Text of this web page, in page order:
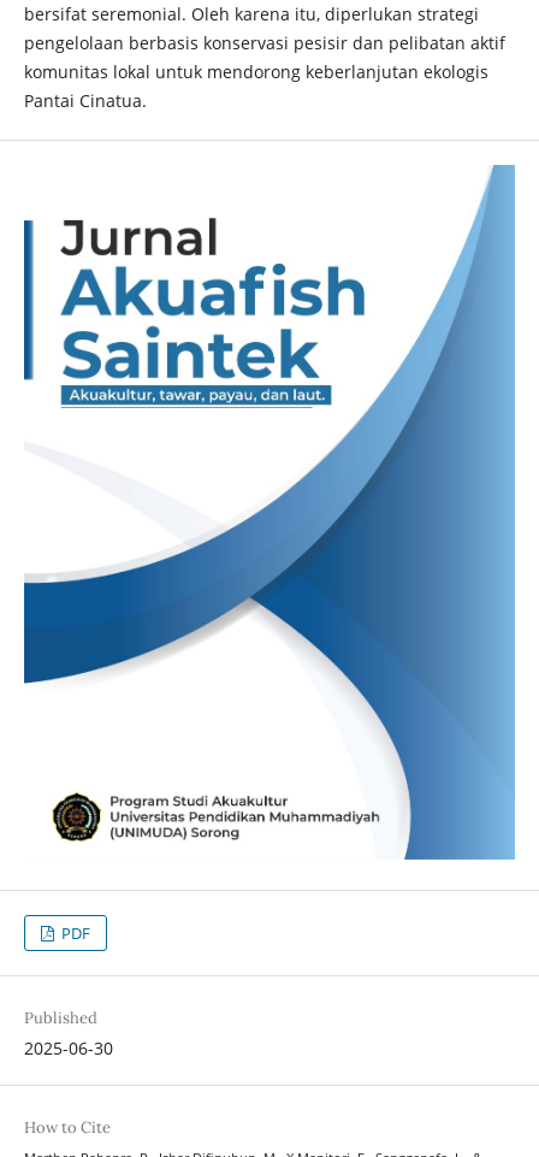
bersifat seremonial. Oleh karena itu, diperlukan strategi
pengelolaan berbasis konservasi pesisir dan pelibatan aktif
komunitas lokal untuk mendorong keberlanjutan ekologis
Pantai Cinatua.
PDF
Published
2025-06-30
How to Cite